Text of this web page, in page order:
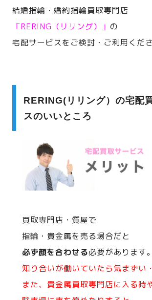
結婚指輪・婚約指輪買取専門店
「RERING（リリング）」 の
宅配サービスをご検討・ご利用くださ
RERING(リリング）の宅配
スのいいところ
買取専門店・質屋で
指輪・貴金属を売る場合だと
必ず顔を合わせる必要があります。
知り合いが働いていたら気まずい
また、貴金属買取専門店に入る時